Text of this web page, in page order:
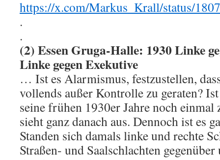
https://x.com/Markus_Krall/status/
.
.
(2) Essen Gruga-Halle: 1930 Linke
Linke gegen Exekutive
… Ist es Alarmismus, festzustellen,
vollends außer Kontrolle zu geraten?
seine frühen 1930er Jahre noch einmal
sieht ganz danach aus. Dennoch ist es
Standen sich damals linke und rechte
Straßen- und Saalschlachten